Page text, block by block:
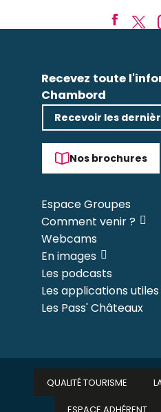
Recevez toute
Chambord
Recevoir les
Nos brochures
Espace Groupes
Comment venir ?
Webcams
En images
Les podcasts
Les applications utiles
Les Pass' Châteaux
QUALITÉ TOURISME